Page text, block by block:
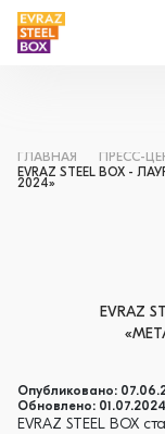
ГЛАВНАЯ
ПРЕСС-
EVRAZ STEEL BOX -
2024»
EVRAZ
Опубликовано:
Обновлено: 01.07.2024
EVRAZ STEEL BOX